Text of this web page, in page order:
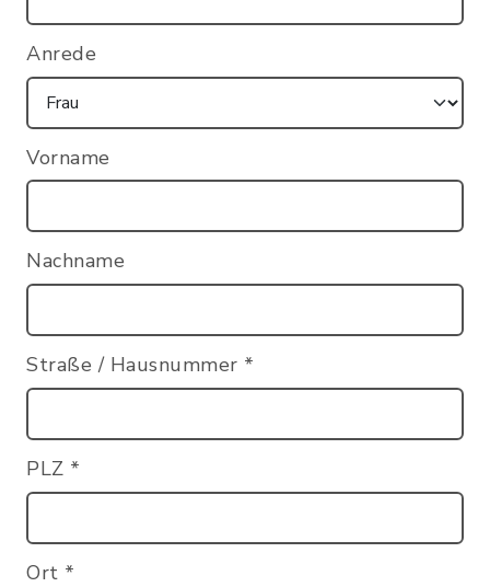
Anrede
Vorname
Nachname
Straße / Hausnummer *
PLZ *
Ort *